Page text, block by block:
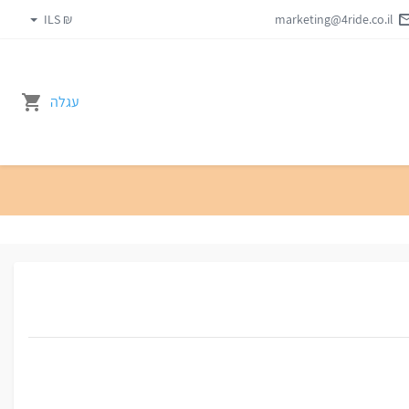
marketing@4ride.co.il
₪ ILS
עגלה